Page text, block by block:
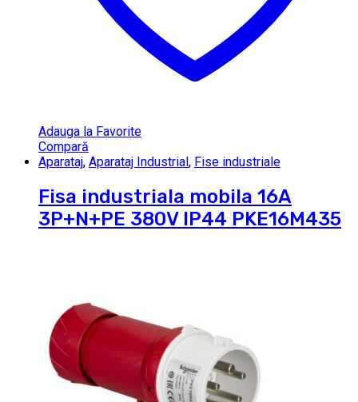
Adauga la Favorite
Compară
Aparataj, Aparataj Industrial , Fise industriale
Fisa industriala mobila 16A
3P+N+PE 380V IP44 PKE16M435